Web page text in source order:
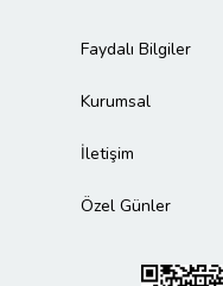
Faydalı Bilgiler
Kurumsal
İletişim
Özel Günler